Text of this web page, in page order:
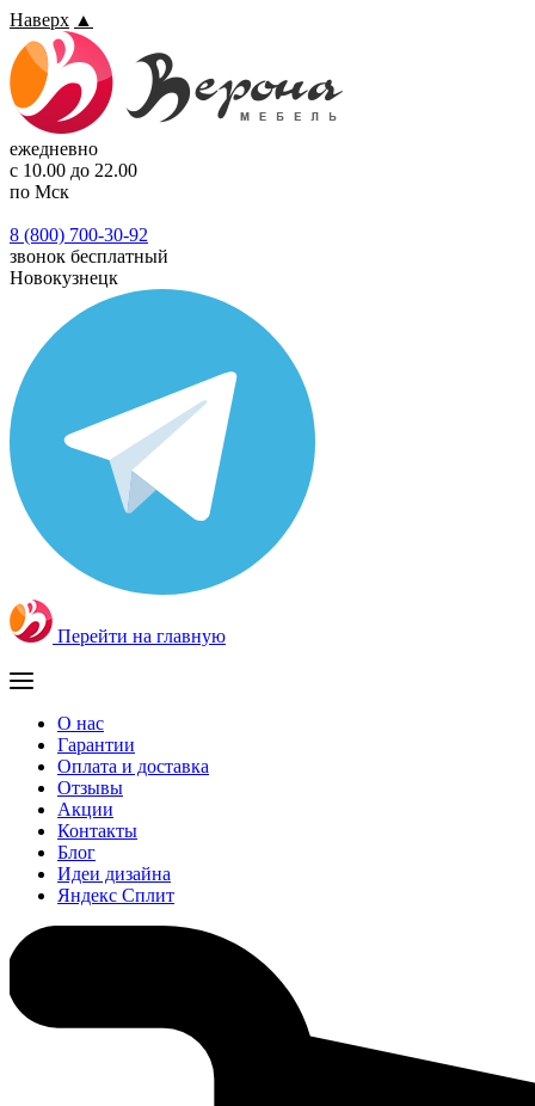
Наверх ▲
ежедневно
с 10.00 до 22.00
по Мск
8 (800) 700-30-92
звонок бесплатный
Новокузнецк
Перейти на главную
О нас
Гарантии
Оплата и доставка
Отзывы
Акции
Контакты
Блог
Идеи дизайна
Яндекс Сплит